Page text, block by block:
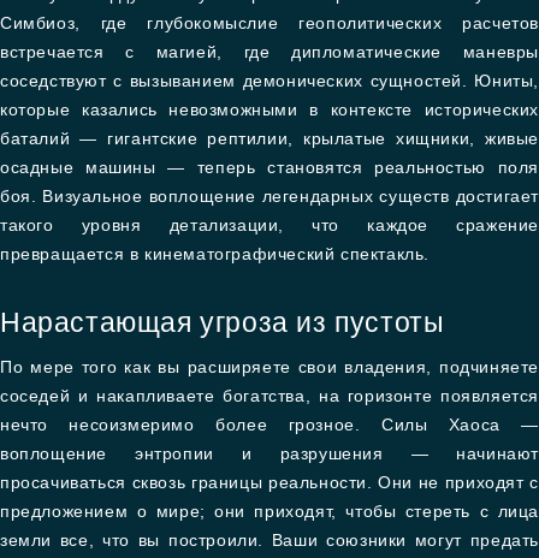
Симбиоз, где глубокомыслие геополитических расчетов
встречается с магией, где дипломатические маневры
соседствуют с вызыванием демонических сущностей. Юниты,
которые казались невозможными в контексте исторических
баталий — гигантские рептилии, крылатые хищники, живые
осадные машины — теперь становятся реальностью поля
боя. Визуальное воплощение легендарных существ достигает
такого уровня детализации, что каждое сражение
превращается в кинематографический спектакль.
Нарастающая угроза из пустоты
По мере того как вы расширяете свои владения, подчиняете
соседей и накапливаете богатства, на горизонте появляется
нечто несоизмеримо более грозное. Силы Хаоса —
воплощение энтропии и разрушения — начинают
просачиваться сквозь границы реальности. Они не приходят с
предложением о мире; они приходят, чтобы стереть с лица
земли все, что вы построили. Ваши союзники могут предать